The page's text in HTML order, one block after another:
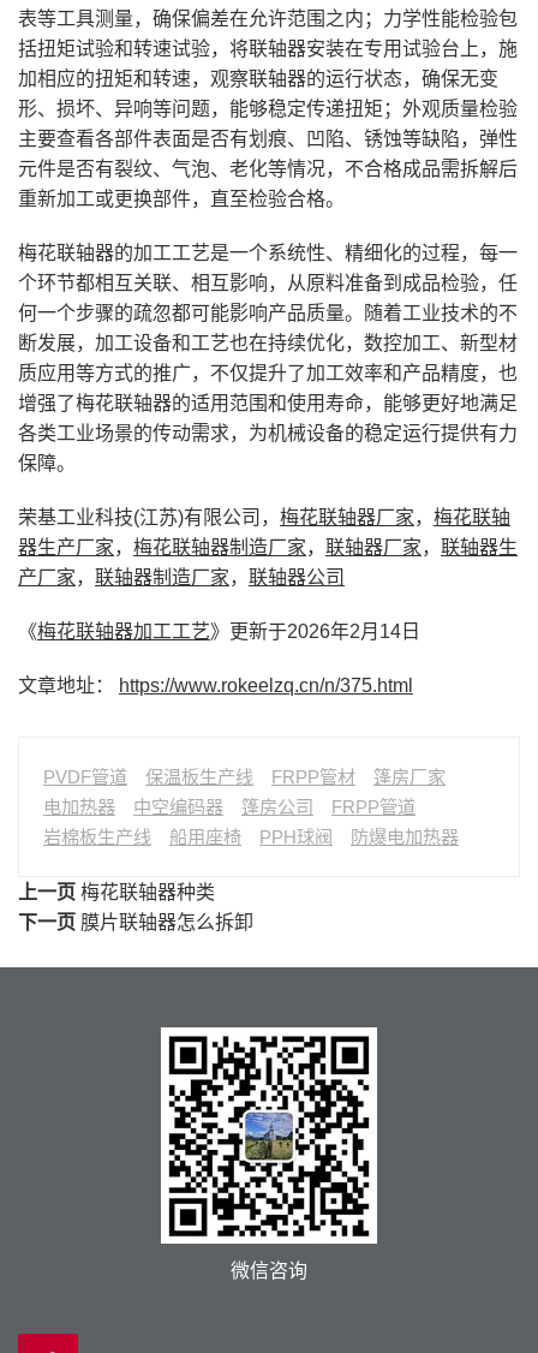
表等工具测量，确保偏差在允许范围之内；力学性能检验包
括扭矩试验和转速试验，将联轴器安装在专用试验台上，施
加相应的扭矩和转速，观察联轴器的运行状态，确保无变
形、损坏、异响等问题，能够稳定传递扭矩；外观质量检验
主要查看各部件表面是否有划痕、凹陷、锈蚀等缺陷，弹性
元件是否有裂纹、气泡、老化等情况，不合格成品需拆解后
重新加工或更换部件，直至检验合格。
梅花联轴器的加工工艺是一个系统性、精细化的过程，每一
个环节都相互关联、相互影响，从原料准备到成品检验，任
何一个步骤的疏忽都可能影响产品质量。随着工业技术的不
断发展，加工设备和工艺也在持续优化，数控加工、新型材
质应用等方式的推广，不仅提升了加工效率和产品精度，也
增强了梅花联轴器的适用范围和使用寿命，能够更好地满足
各类工业场景的传动需求，为机械设备的稳定运行提供有力
保障。
荣基工业科技(江苏)有限公司， 梅花联轴器厂家， 梅花联轴
器生产厂家， 梅花联轴器制造厂家， 联轴器厂家， 联轴器生
产厂家， 联轴器制造厂家， 联轴器公司
《梅花联轴器加工工艺》更新于2026年2月14日
文章地址： https://www.rokeelzq.cn/n/375.html
PVDF管道 保温板生产线 FRPP管材
篷房厂家
电加热器
中空编码器 篷房公司
FRPP管道
岩棉板生产线
船用座椅 PPH球阀 防爆电加热器
上一页 梅花联轴器种类
下一页 膜片联轴器怎么拆卸
微信咨询